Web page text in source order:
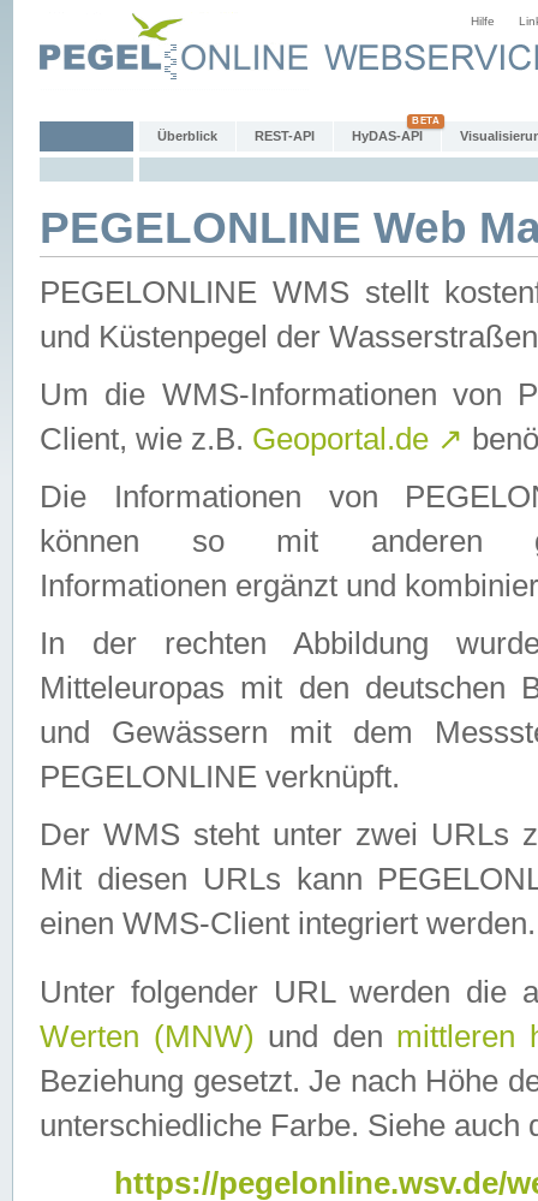
Hilfe
Überblick REST-API HyDAS-API
PEGELONLINE Web
PEGELONLINE WMS stellt
und Küstenpegel der
Um die WMS-Informationen von
Client, wie z.B. Geoportal.de ↗
Die Informationen von
können so mit anderen
Informationen ergänzt und
In der rechten Abbildung
Mitteleuropas mit den deutschen
und Gewässern mit dem
PEGELONLINE verknüpft.
Der WMS steht unter zwei URLs
Mit diesen URLs kann
einen WMS-Client integriert werden.
Unter folgender URL werden die
Werten (MNW) und den mittleren
Beziehung gesetzt. Je nach Höhe
unterschiedliche Farbe. Siehe auch
https://pegelonline.wsv.de/